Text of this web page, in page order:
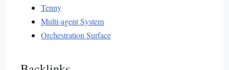
Tenny
Multi-agent System
Orchestration Surface